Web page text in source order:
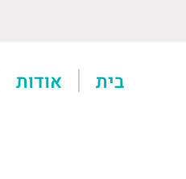
בית אודות